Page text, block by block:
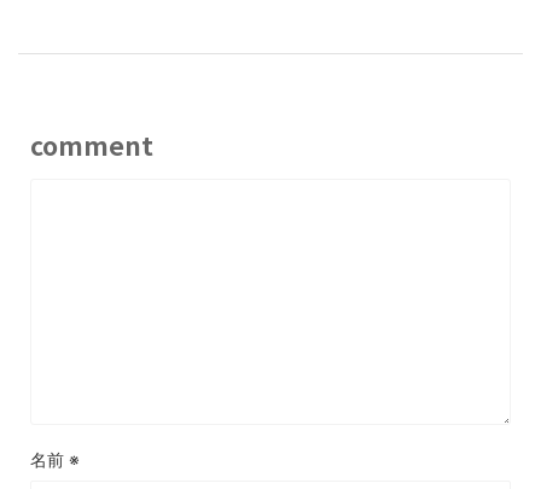
comment
名前 ※